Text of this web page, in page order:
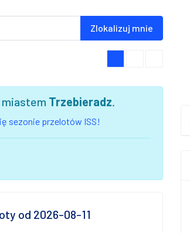
Zlokalizuj mnie
Trzebieradz.
sezonie przelotów ISS!
od 2026-08-11